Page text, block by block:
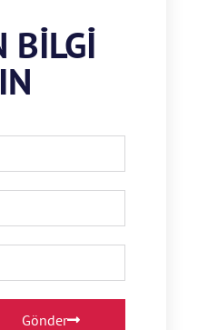
BILGI
Gönder